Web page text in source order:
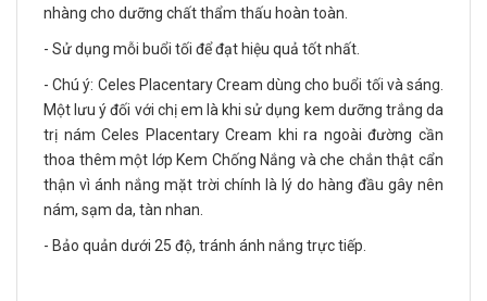
nhàng cho dưỡng chất thẩm thấu hoàn toàn.
- Sử dụng mỗi buổi tối để đạt hiệu quả tốt nhất.
- Chú ý: Celes Placentary Cream dùng cho buổi tối và sáng.
Một lưu ý đối với chị em là khi sử dụng kem dưỡng trắng da
trị nám Celes Placentary Cream khi ra ngoài đường cần
thoa thêm một lớp Kem Chống Nắng và che chắn thật cẩn
thận vì ánh nắng mặt trời chính là lý do hàng đầu gây nên
nám, sạm da, tàn nhan.
- Bảo quản dưới 25 độ, tránh ánh nắng trực tiếp.